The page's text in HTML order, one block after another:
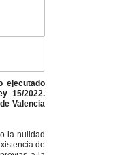
ejecutado
15/2022.
Valencia
la nulidad
de